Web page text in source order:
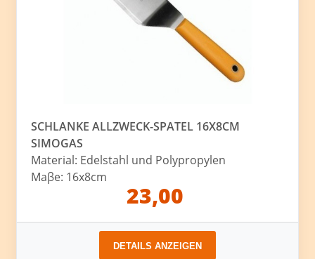
SCHLANKE ALLZWECK-SPATEL 16X8CM
SIMOGAS
Material: Edelstahl und Polypropylen
Maβe: 16x8cm
23,00
DETAILS ANZEIGEN